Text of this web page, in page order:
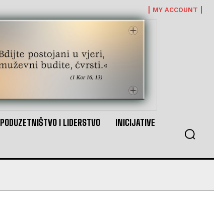
MY ACCOUNT
PODUZETNIŠTVO I LIDERSTVO INICIJATIVE